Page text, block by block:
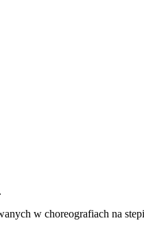
w choreografiach na